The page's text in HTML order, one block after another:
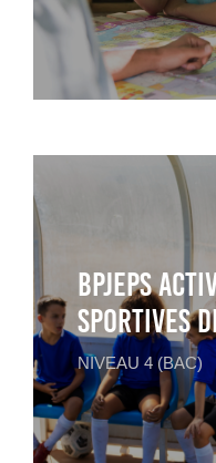
BPJEPS
sportives
NIVEAU 4 (BAC)